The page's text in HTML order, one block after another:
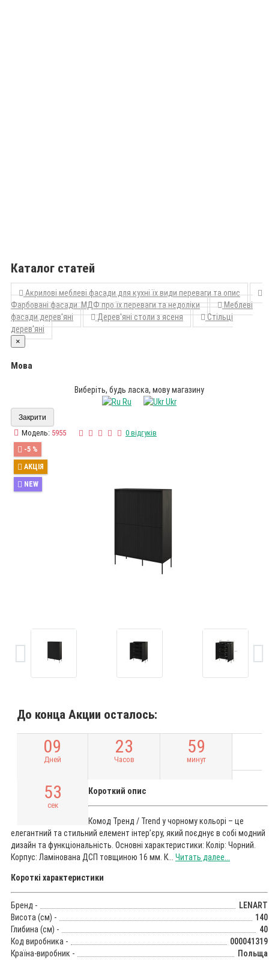
Каталог статей
Акрилові меблеві фасади для кухні їх види переваги та опис
Фарбовані фасади МДФ про їх переваги та недоліки
Меблеві
фасади дерев'яні
Дерев'яні столи з ясеня
Стільці
дерев'яні
×
Мова
Виберіть, будь ласка, мову магазину
Ru
Ukr
Закрити
Модель: 5955 0 відгуків
-5 %
АКЦІЯ
NEW
До конца Акции осталось:
09
Дней
23
Часов
59
минут
52
сек
Короткий опис
Комод Тренд / Trend у чорному кольорі – це
елегантний та стильний елемент інтер’єру, який поєднує в собі модний
дизайн та функціональність. Основні характеристики: Колір: Чорний.
Корпус: Ламінована ДСП товщиною 16 мм. К... Читать далее...
Короткі характеристики
Бренд -
LENART
Висота (см) -
140
Глибина (см) -
40
Код виробника -
000041319
Країна-виробник -
Польща